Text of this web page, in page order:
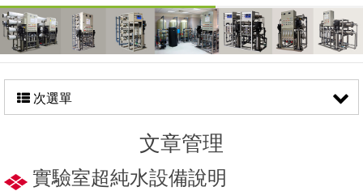
次選單
文章管理
實驗室超純水設備說明